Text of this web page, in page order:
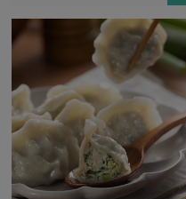
居家好物
美妝保養
家庭清潔
日用品
防災用品
涼拌沙拉
飲品
主題食譜
異國料理
年菜食譜
主婦聯盟X樂齡網特約優惠案
30%rPET紅烏龍茶
2024農業發展計畫年度報告
更多議題活動
把最好的台灣味帶回家！
公益金
更多議題
生活者e週報
綠主張月刊
社員權益
合作社法規
社務專區
選舉專區
最新消息